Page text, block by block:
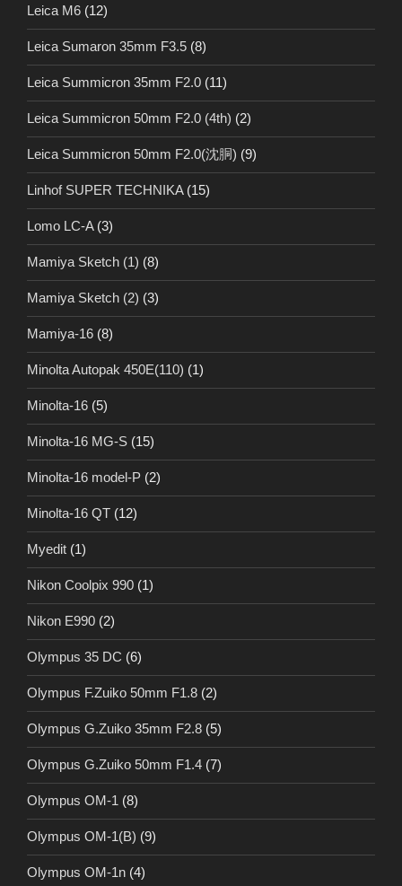
Leica M6 (12)
Leica Sumaron 35mm F3.5 (8)
Leica Summicron 35mm F2.0 (11)
Leica Summicron 50mm F2.0 (4th) (2)
Leica Summicron 50mm F2.0(沈胴) (9)
Linhof SUPER TECHNIKA(15)
Lomo LC-A(3)
Mamiya Sketch (1) (8)
Mamiya Sketch (2) (3)
Mamiya-16 (8)
Minolta Autopak 450E(110) (1)
Minolta-16 (5)
Minolta-16 MG-S (15)
Minolta-16 model-P (2)
Minolta-16 QT (12)
Myedit (1)
Nikon Coolpix 990 (1)
Nikon E990 (2)
Olympus 35 DC (6)
Olympus F.Zuiko 50mm F1.8 (2)
Olympus G.Zuiko 35mm F2.8 (5)
Olympus G.Zuiko 50mm F1.4 (7)
Olympus OM-1 (8)
Olympus OM-1(B) (9)
Olympus OM-1n (4)